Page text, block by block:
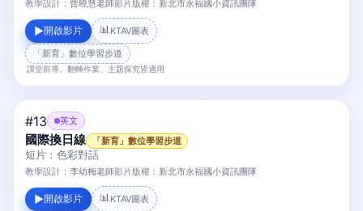
教學設計： 曾曉慧老師影片版權： 新北市永福國小資訊團隊
▶開啟影片 📊 KTAV圖表
「新育」數位學習步道
課堂前導、翻轉作業、主題探究皆適用
#13 英文
國際換日線 「新育」數位學習步道
短片：色彩對話
教學設計： 李幼梅老師影片版權： 新北市永福國小資訊團隊
▶開啟影片 📊 KTAV圖表